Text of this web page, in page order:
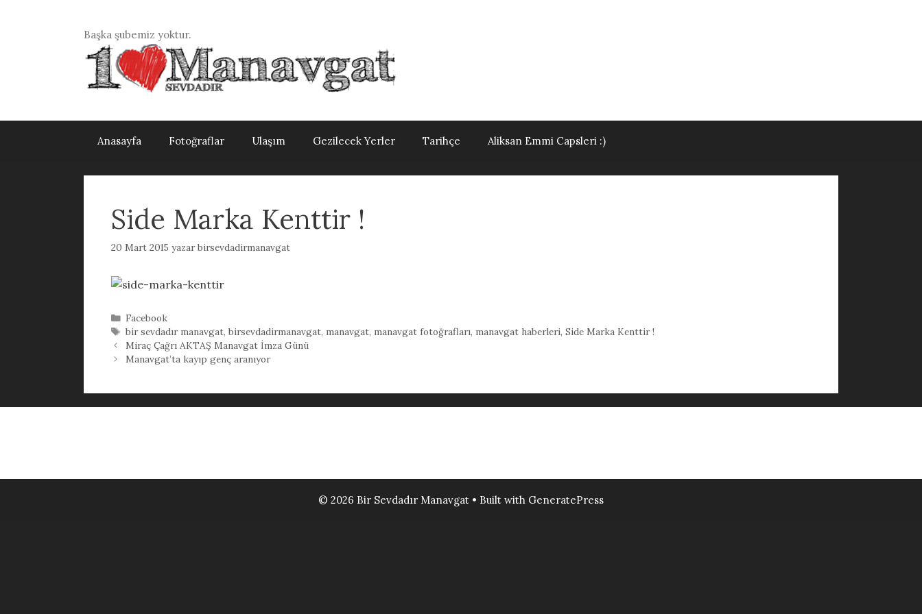
Başka şubemiz yoktur.
Anasayfa Fotoğraflar Ulaşım Gezilecek Yerler Tarihçe Aliksan Emmi Capsleri :)
Side Marka Kenttir !
20 Mart 2015 yazarbirsevdadirmanavgat
Kategoriler
Facebook
Etiketler
bir sevdadır manavgat,birsevdadirmanavgat, manavgat, manavgat fotoğrafları, manavgat haberleri,Side Marka Kenttir !
Miraç Çağrı AKTAŞ Manavgat İmza Günü
Manavgat’ta kayıp genç aranıyor
© 2026 Bir Sevdadır Manavgat • Built with GeneratePress